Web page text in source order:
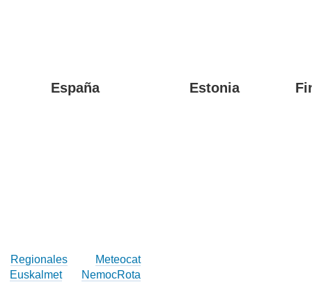
España
Regionales
Meteocat
Euskalmet
NemocRota
Estonia